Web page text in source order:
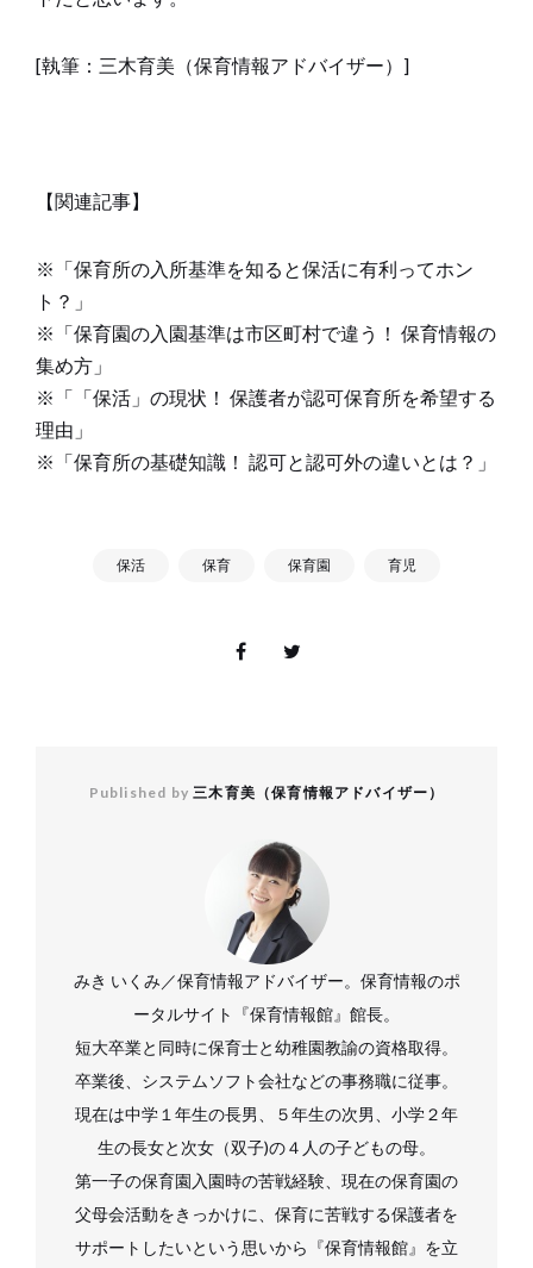
[執筆：三木育美（保育情報アドバイザー）]
【関連記事】
※「保育所の入所基準を知ると保活に有利ってホン
ト？」
※「保育園の入園基準は市区町村で違う！ 保育情報の
集め方」
※「「保活」の現状！ 保護者が認可保育所を希望する
理由」
※「保育所の基礎知識！ 認可と認可外の違いとは？」
保活 保育 保育園 育児
Published by 三木育美（保育情報アドバイザー）
みき いくみ／保育情報アドバイザー。保育情報のポ
ータルサイト『保育情報館』館長。
短大卒業と同時に保育士と幼稚園教諭の資格取得。
卒業後、システムソフト会社などの事務職に従事。
現在は中学１年生の長男、５年生の次男、小学２年
生の長女と次女（双子)の４人の子どもの母。
第一子の保育園入園時の苦戦経験、現在の保育園の
父母会活動をきっかけに、保育に苦戦する保護者を
サポートしたいという思いから『保育情報館』を立